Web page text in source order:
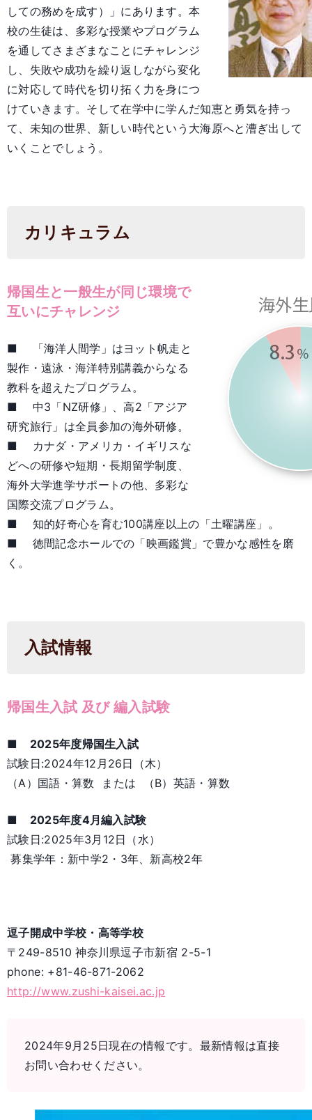
しての務めを成す）」にあります。本
校の生徒は、多彩な授業やプログラム
を通してさまざまなことにチャレンジ
し、失敗や成功を繰り返しながら変化
に対応して時代を切り拓く力を身につ
けていきます。そして在学中に学んだ知恵と勇気を持っ
て、未知の世界、新しい時代という大海原へと漕ぎ出して
いくことでしょう。
カリキュラム
帰国生と一般生が同じ環境で
互いにチャレンジ
■ 「海洋人間学」はヨット帆走と
製作・遠泳・海洋特別講義からなる
教科を超えたプログラム。
■ 中3「NZ研修」、高2「アジア
研究旅行」は全員参加の海外研修。
■ カナダ・アメリカ・イギリスな
どへの研修や短期・長期留学制度、
海外大学進学サポートの他、多彩な
国際交流プログラム。
■ 知的好奇心を育む100講座以上の「土曜講座」。
■ 徳間記念ホールでの「映画鑑賞」で豊かな感性を磨
く。
入試情報
帰国生入試 及び 編入試験
■ 2025年度帰国生入試
試験日:2024年12月26日（木）
（A）国語・算数 または （B）英語・算数
■ 2025年度4月編入試験
試験日:2025年3月12日（水）
募集学年：新中学2・3年、新高校2年
逗子開成中学校・高等学校
〒249-8510 神奈川県逗子市新宿 2-5-1
phone: +81-46-871-2062
http://www.zushi-kaisei.ac.jp
2024年9月25日現在の情報です。最新情報は直接
お問い合わせください。